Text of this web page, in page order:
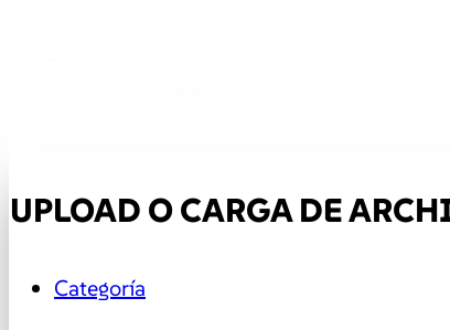
UPLOAD O CARGA DE
Categoría